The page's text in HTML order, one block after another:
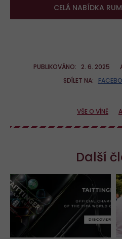
CELÁ NABÍDKA
PUBLIKOVÁNO: 2. 6. 2025
SDÍLET NA:
VŠE O VÍNĚ
Další